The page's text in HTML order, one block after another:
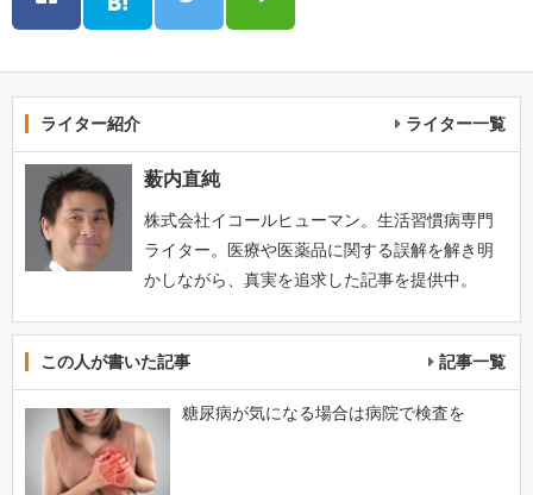
ライター紹介 ライター一覧
薮内直純
株式会社イコールヒューマン。生活習慣病専門
ライター。医療や医薬品に関する誤解を解き明
かしながら、真実を追求した記事を提供中。
この人が書いた記事 記事一覧
糖尿病が気になる場合は病院で検査を